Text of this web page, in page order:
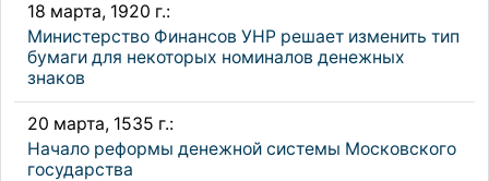
18 марта, 1920 г.:
Министерство Финансов УНР решает изменить тип
бумаги для некоторых номиналов денежных
знаков
20 марта, 1535 г.:
Начало реформы денежной системы Московского
государства